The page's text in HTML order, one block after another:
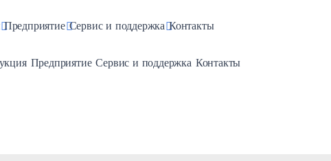
Dropdown
ПредприятиеToggle Dropdown
Сервис и поддержкаToggle Dropdown
Контакты
Dropdown
Toggle Dropdown
ПредприятиеToggle Dropdown
Сервис и поддержкаToggle Dropdown
Контакты